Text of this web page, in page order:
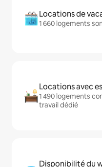
Locations de
1 660 logements
Locations avec
1 490 logements
travail dédié
Disponibilité du